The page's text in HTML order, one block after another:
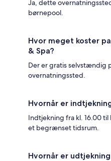
Ja, dette
børnepool.
Hvor meget koster
& Spa?
Der er gratis selvstændig
overnatningssted.
Hvornår er
Indtjekning fra kl. 16.00
et begrænset tidsrum.
Hvornår er